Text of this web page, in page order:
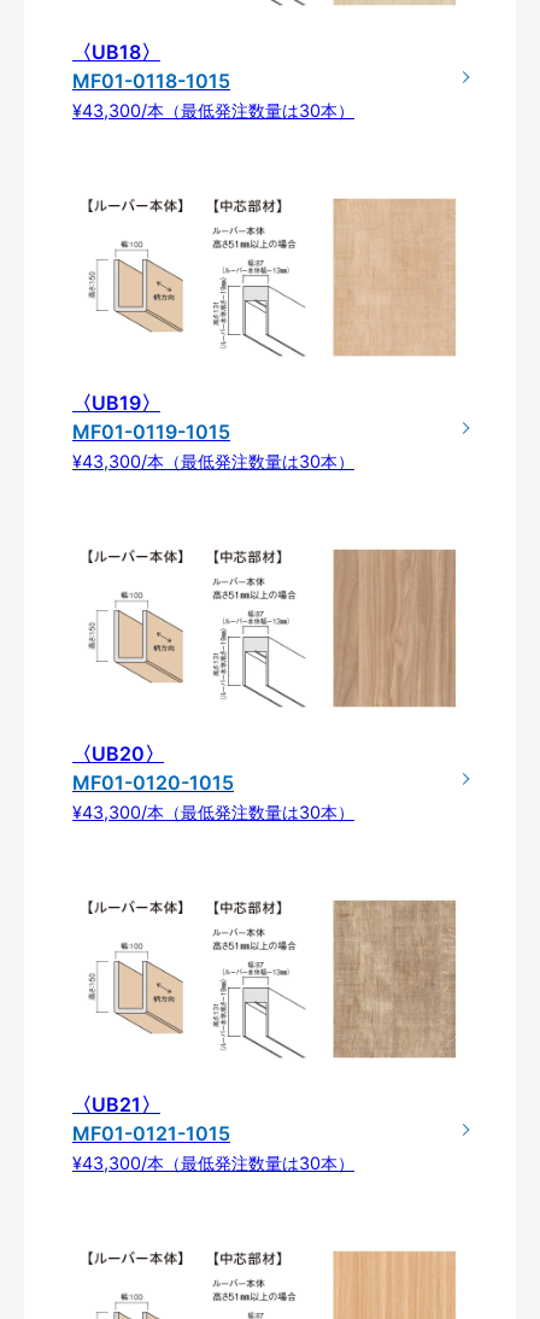
〈UB18〉
MF01-0118-1015
¥43,300/本（最低発注数量は30本）
〈UB19〉
MF01-0119-1015
¥43,300/本（最低発注数量は30本）
〈UB20〉
MF01-0120-1015
¥43,300/本（最低発注数量は30本）
〈UB21〉
MF01-0121-1015
¥43,300/本（最低発注数量は30本）